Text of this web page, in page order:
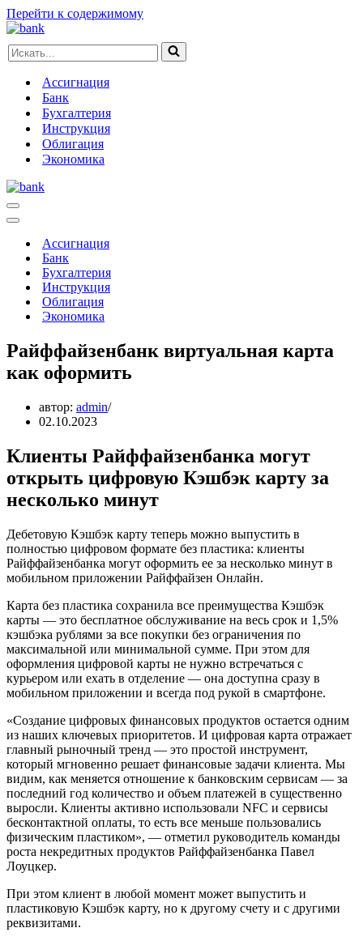
Перейти к содержимому
Искать...
Ассигнация
Банк
Бухгалтерия
Инструкция
Облигация
Экономика
Меню
навигации
Меню
навигацииАссигнация
Банк
Бухгалтерия
Инструкция
Облигация
Экономика
Райффайзенбанк виртуальная карта
как оформить
автор: admin
02.10.2023
Клиенты Райффайзенбанка могут
открыть цифровую Кэшбэк карту за
несколько минут
Дебетовую Кэшбэк карту теперь можно выпустить в
полностью цифровом формате без пластика: клиенты
Райффайзенбанка могут оформить ее за несколько минут в
мобильном приложении Райффайзен Онлайн.
Карта без пластика сохранила все преимущества Кэшбэк
карты — это бесплатное обслуживание на весь срок и 1,5%
кэшбэка рублями за все покупки без ограничения по
максимальной или минимальной сумме. При этом для
оформления цифровой карты не нужно встречаться с
курьером или ехать в отделение — она доступна сразу в
мобильном приложении и всегда под рукой в смартфоне.
«Создание цифровых финансовых продуктов остается одним
из наших ключевых приоритетов. И цифровая карта отражает
главный рыночный тренд — это простой инструмент,
который мгновенно решает финансовые задачи клиента. Мы
видим, как меняется отношение к банковским сервисам — за
последний год количество и объем платежей в существенно
выросли. Клиенты активно использовали NFC и сервисы
бесконтактной оплаты, то есть все меньше пользовались
физическим пластиком», — отметил руководитель команды
роста некредитных продуктов Райффайзенбанка Павел
Лоуцкер.
При этом клиент в любой момент может выпустить и
пластиковую Кэшбэк карту, но к другому счету и с другими
реквизитами.